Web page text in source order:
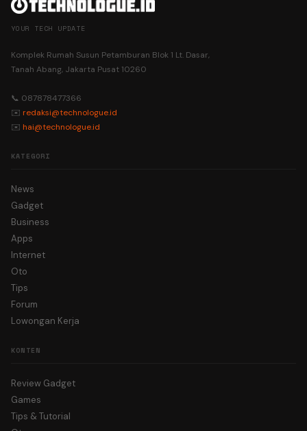
YOUR TECH UPDATE
Komplek Rumah Susun Petamburan Blok 1 Lt. Dasar,
Tanah Abang, Jakarta Pusat 10260
📞 087878477366
✉️ redaksi@technologue.id
✉️ hai@technologue.id
KATEGORI
News
Gadget
Business
Apps
Internet
Oto
Tips
Forum
Lowongan Kerja
KONTEN
Review Gadget
Games
Tips & Tutorial